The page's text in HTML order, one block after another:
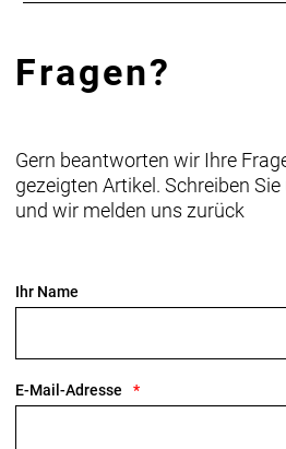
Fragen?
Gern beantworten wir Ihre
gezeigten Artikel. Schreiben
und wir melden uns zurück
Ihr Name
E-Mail-Adresse